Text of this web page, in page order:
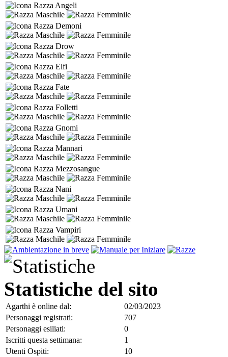
Angeli
Demoni
Drow
Elfi
Fate
Folletti
Gnomi
Mannari
Mezzosangue
Nani
Umani
Vampiri
Statistiche del sito
Agarthi è online dal:
02/03/2023
Personaggi registrati:
707
Personaggi esiliati:
0
Iscritti questa settimana:
1
Utenti Ospiti:
10